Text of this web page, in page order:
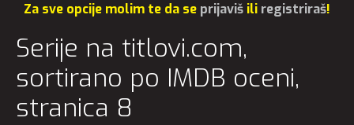
Za sve opcije molim te da se prijaviš ili registriraš!
Serije na titlovi.com,
sortirano po IMDB oceni,
stranica 8